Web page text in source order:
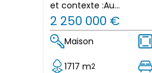
et contexte :Au...
2 250 000 €
Maison
1717 m2